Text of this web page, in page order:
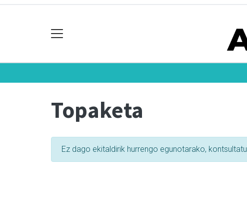
Topaketa
Ez dago ekitaldirik hurrengo egunotarako, kontsultatu